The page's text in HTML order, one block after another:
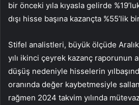
bir önceki yıla kıyasla gelirde
dışı hisse başına kazançta %55’lik
Stifel analistleri, büyük ölçüde
yılı ikinci çeyrek kazanç raporunun
düşüş nedeniyle hisselerin
oranında değer kaybetmesiyle
rağmen 2024 takvim yılında